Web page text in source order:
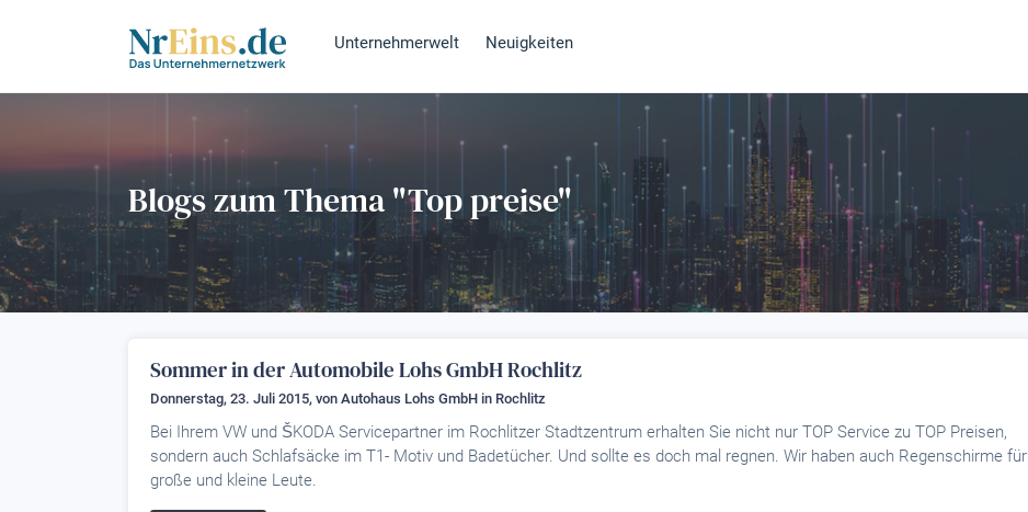
Unternehmerwelt Neuigkeiten
Blogs zum Thema "Top preise"
Sommer in der Automobile Lohs GmbH Rochlitz
Donnerstag, 23. Juli 2015, von Autohaus Lohs GmbH in Rochlitz
Bei Ihrem VW und ŠKODA Servicepartner im Rochlitzer Stadtzentrum erhalten Sie nicht nur TOP Service zu TOP Preisen,
sondern auch Schlafsäcke im T1- Motiv und Badetücher. Und sollte es doch mal regnen. Wir haben auch Regenschirme für
große und kleine Leute.